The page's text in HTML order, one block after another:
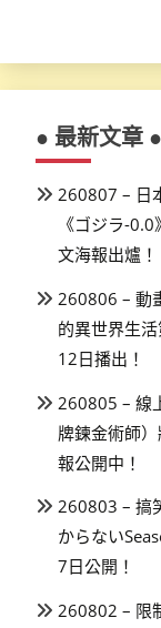
● 最新文章 ●
260807 – 日
《ゴジラ-
文海報出爐！
260806 – 動
的異世界生
12日播出！
260805 – 線
牌鍊金術師
報公開中！
260803 – 搞
からない
7日公開！
260802 – 限